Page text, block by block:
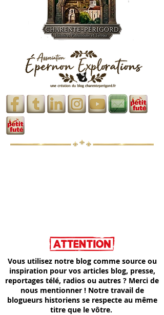
Vous utilisez notre blog comme source ou
inspiration pour vos articles blog, presse,
reportages télé, radios ou autres ? Merci de
nous mentionner ! Notre travail de
blogueurs historiens se respecte au même
titre que le vôtre.